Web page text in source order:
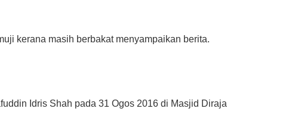
kerana masih berbakat menyampaikan berita.
Idris Shah pada 31 Ogos 2016 di Masjid Diraja